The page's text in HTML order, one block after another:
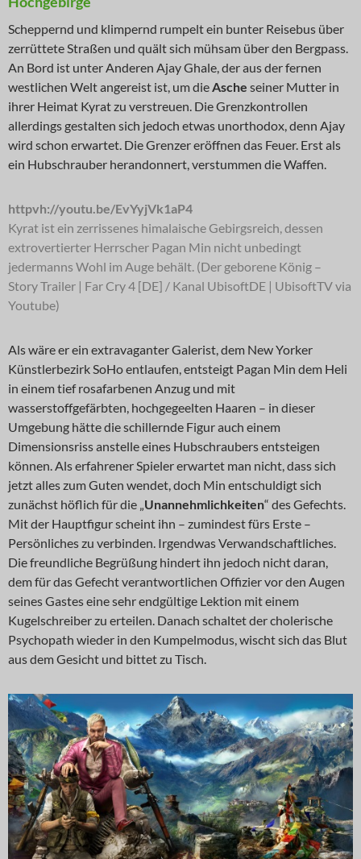
Scheppernd und klimpernd rumpelt ein bunter Reisebus über
zerrüttete Straßen und quält sich mühsam über den Bergpass.
An Bord ist unter Anderen Ajay Ghale, der aus der fernen
westlichen Welt angereist ist, um dieAsche seiner Mutter in
ihrer Heimat Kyrat zu verstreuen. Die Grenzkontrollen
allerdings gestalten sich jedoch etwas unorthodox, denn Ajay
wird schon erwartet. Die Grenzer eröffnen das Feuer. Erst als
ein Hubschrauber herandonnert, verstummen die Waffen.
httpvh://youtu.be/EvYyjVk1aP4
Kyrat ist ein zerrissenes himalaische Gebirgsreich, dessen
extrovertierter Herrscher Pagan Min nicht unbedingt
jedermanns Wohl im Auge behält. (Der geborene König –
Story Trailer | Far Cry 4 [DE] / Kanal UbisoftDE | UbisoftTV via
Youtube)
Als wäre er ein extravaganter Galerist, dem New Yorker
Künstlerbezirk SoHo entlaufen, entsteigt Pagan Min dem Heli
in einem tief rosafarbenen Anzug und mit
wasserstoffgefärbten, hochgegeelten Haaren – in dieser
Umgebung hätte die schillernde Figur auch einem
Dimensionsriss anstelle eines Hubschraubers entsteigen
können. Als erfahrener Spieler erwartet man nicht, dass sich
jetzt alles zum Guten wendet, doch Min entschuldigt sich
zunächst höflich für die „Unannehmlichkeiten“ des Gefechts.
Mit der Hauptfigur scheint ihn – zumindest fürs Erste –
Persönliches zu verbinden. Irgendwas Verwandschaftliches.
Die freundliche Begrüßung hindert ihn jedoch nicht daran,
dem für das Gefecht verantwortlichen Offizier vor den Augen
seines Gastes eine sehr endgültige Lektion mit einem
Kugelschreiber zu erteilen. Danach schaltet der cholerische
Psychopath wieder in den Kumpelmodus, wischt sich das Blut
aus dem Gesicht und bittet zu Tisch.